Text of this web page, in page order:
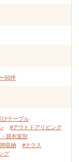
50坪
びテーブル
#アウトドアリビング
脱衣室別
収納
#テラス
グ